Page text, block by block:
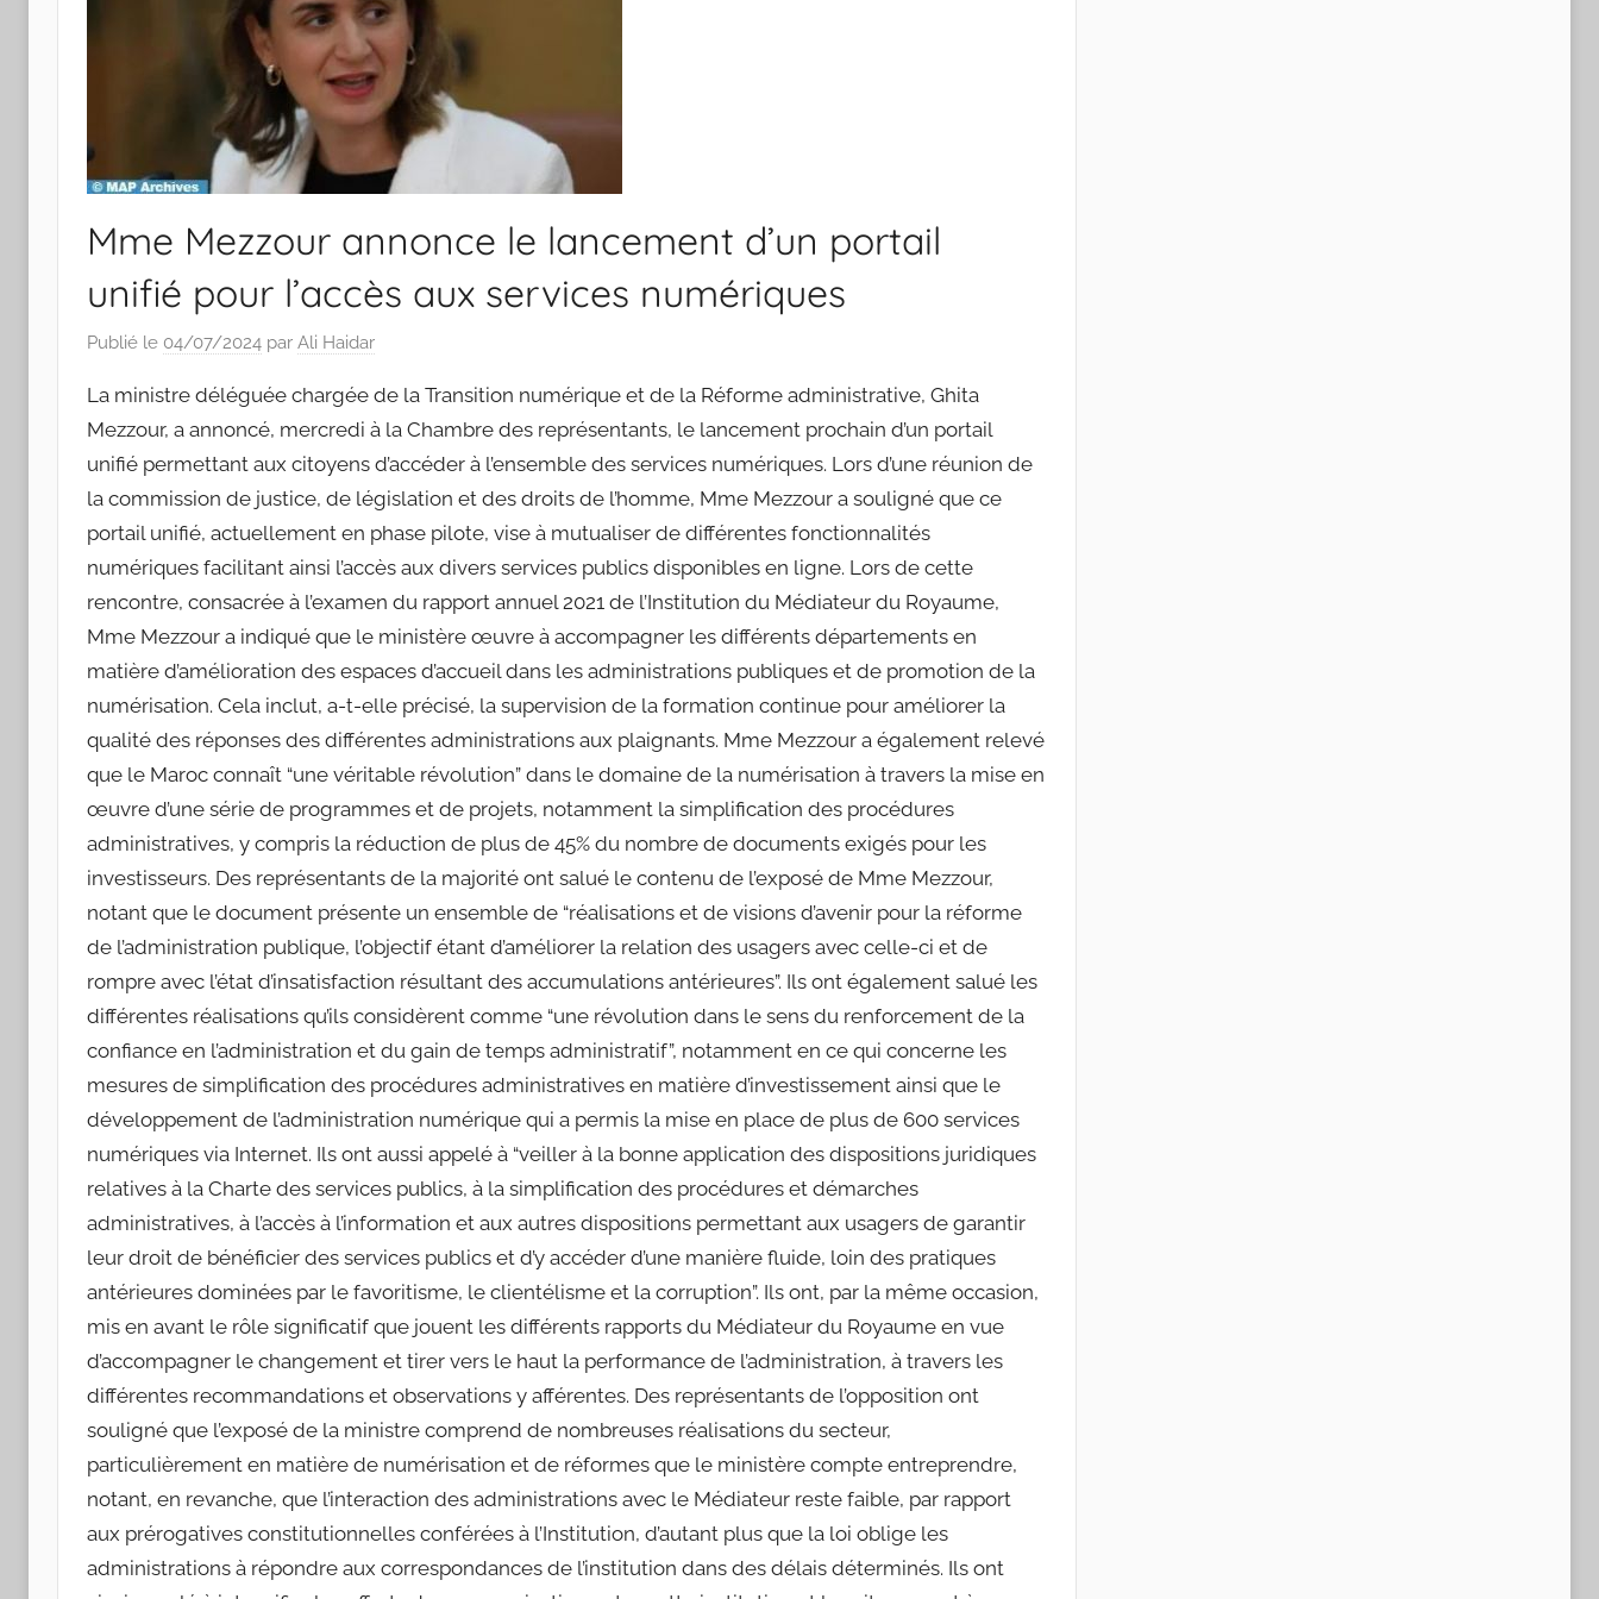
Mme Mezzour annonce le lancement d’un portail
unifié pour l’accès aux services numériques
Publié le 04/07/2024 par Ali Haidar
La ministre déléguée chargée de la Transition numérique et de la Réforme administrative, Ghita
Mezzour, a annoncé, mercredi à la Chambre des représentants, le lancement prochain d’un portail
unifié permettant aux citoyens d’accéder à l’ensemble des services numériques. Lors d’une réunion de
la commission de justice, de législation et des droits de l’homme, Mme Mezzour a souligné que ce
portail unifié, actuellement en phase pilote, vise à mutualiser de différentes fonctionnalités
numériques facilitant ainsi l’accès aux divers services publics disponibles en ligne. Lors de cette
rencontre, consacrée à l’examen du rapport annuel 2021 de l’Institution du Médiateur du Royaume,
Mme Mezzour a indiqué que le ministère œuvre à accompagner les différents départements en
matière d’amélioration des espaces d’accueil dans les administrations publiques et de promotion de la
numérisation. Cela inclut, a-t-elle précisé, la supervision de la formation continue pour améliorer la
qualité des réponses des différentes administrations aux plaignants. Mme Mezzour a également relevé
que le Maroc connaît “une véritable révolution” dans le domaine de la numérisation à travers la mise en
œuvre d’une série de programmes et de projets, notamment la simplification des procédures
administratives, y compris la réduction de plus de 45% du nombre de documents exigés pour les
investisseurs. Des représentants de la majorité ont salué le contenu de l’exposé de Mme Mezzour,
notant que le document présente un ensemble de “réalisations et de visions d’avenir pour la réforme
de l’administration publique, l’objectif étant d’améliorer la relation des usagers avec celle-ci et de
rompre avec l’état d’insatisfaction résultant des accumulations antérieures”. Ils ont également salué les
différentes réalisations qu’ils considèrent comme “une révolution dans le sens du renforcement de la
confiance en l’administration et du gain de temps administratif”, notamment en ce qui concerne les
mesures de simplification des procédures administratives en matière d’investissement ainsi que le
développement de l’administration numérique qui a permis la mise en place de plus de 600 services
numériques via Internet. Ils ont aussi appelé à “veiller à la bonne application des dispositions juridiques
relatives à la Charte des services publics, à la simplification des procédures et démarches
administratives, à l’accès à l’information et aux autres dispositions permettant aux usagers de garantir
leur droit de bénéficier des services publics et d’y accéder d’une manière fluide, loin des pratiques
antérieures dominées par le favoritisme, le clientélisme et la corruption”. Ils ont, par la même occasion,
mis en avant le rôle significatif que jouent les différents rapports du Médiateur du Royaume en vue
d’accompagner le changement et tirer vers le haut la performance de l’administration, à travers les
différentes recommandations et observations y afférentes. Des représentants de l’opposition ont
souligné que l’exposé de la ministre comprend de nombreuses réalisations du secteur,
particulièrement en matière de numérisation et de réformes que le ministère compte entreprendre,
notant, en revanche, que l’interaction des administrations avec le Médiateur reste faible, par rapport
aux prérogatives constitutionnelles conférées à l’Institution, d’autant plus que la loi oblige les
administrations à répondre aux correspondances de l’institution dans des délais déterminés. Ils ont